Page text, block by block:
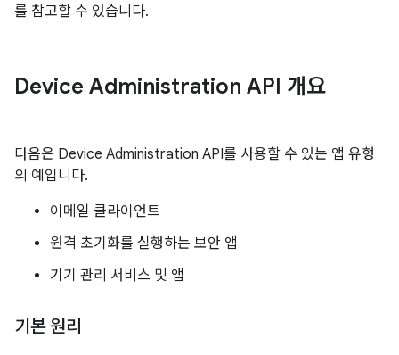
를 참고할 수 있습니다.
Device Administration API 개요
다음은 Device Administration API를 사용할 수 있는 앱 유형
의 예입니다.
이메일 클라이언트
원격 초기화를 실행하는 보안 앱
기기 관리 서비스 및 앱
기본 원리